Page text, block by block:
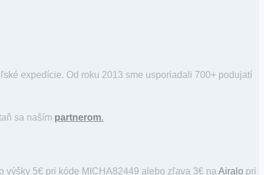
expedície. Od roku 2013 sme usporiadali 700+ podujatí
sa naším partnerom.
výšky 5€ pri kóde MICHA82449 alebo zľava 3€ na Airalo pri